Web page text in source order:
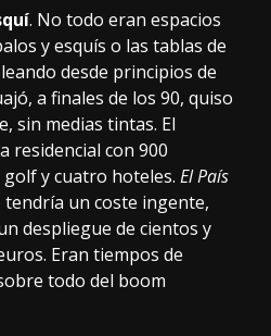
. No todo eran espacios
y esquís o las tablas de
desde principios de
a finales de los 90, quiso
sin medias tintas. El
residencial con 900
golf ycuatro hoteles. El País
un coste ingente,
despliegue de cientos y
Eran tiempos de
todo del boom